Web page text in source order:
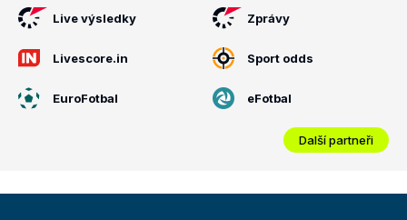
Live výsledky Zprávy
Livescore.in Sport odds
EuroFotbal eFotbal
Další partneři